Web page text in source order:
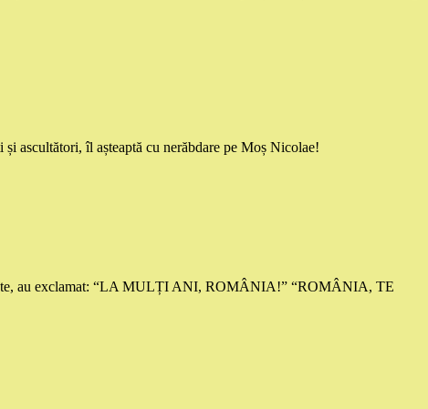
ascultători, îl așteaptă cu nerăbdare pe Moș Nicolae!
au exclamat: “LA MULȚI ANI, ROMÂNIA!” “ROMÂNIA, TE